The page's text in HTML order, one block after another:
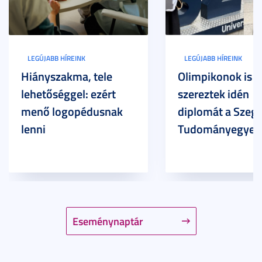
Eseménynaptár
LEGÚJABB HÍREINK
Hiányszakma, tele
lehetőséggel: ezért
menő logopédusnak
lenni
LEGÚJABB HÍREINK
Olimpikonok is
szereztek idén
diplomát a